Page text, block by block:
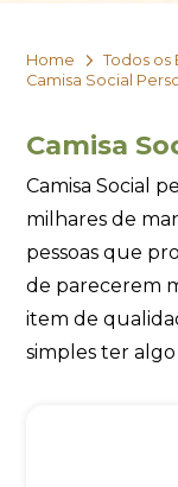
Home Todos os
Camisa Social
Camisa
Camisa Social
milhares de
pessoas que
de parecerem
item de
simples ter